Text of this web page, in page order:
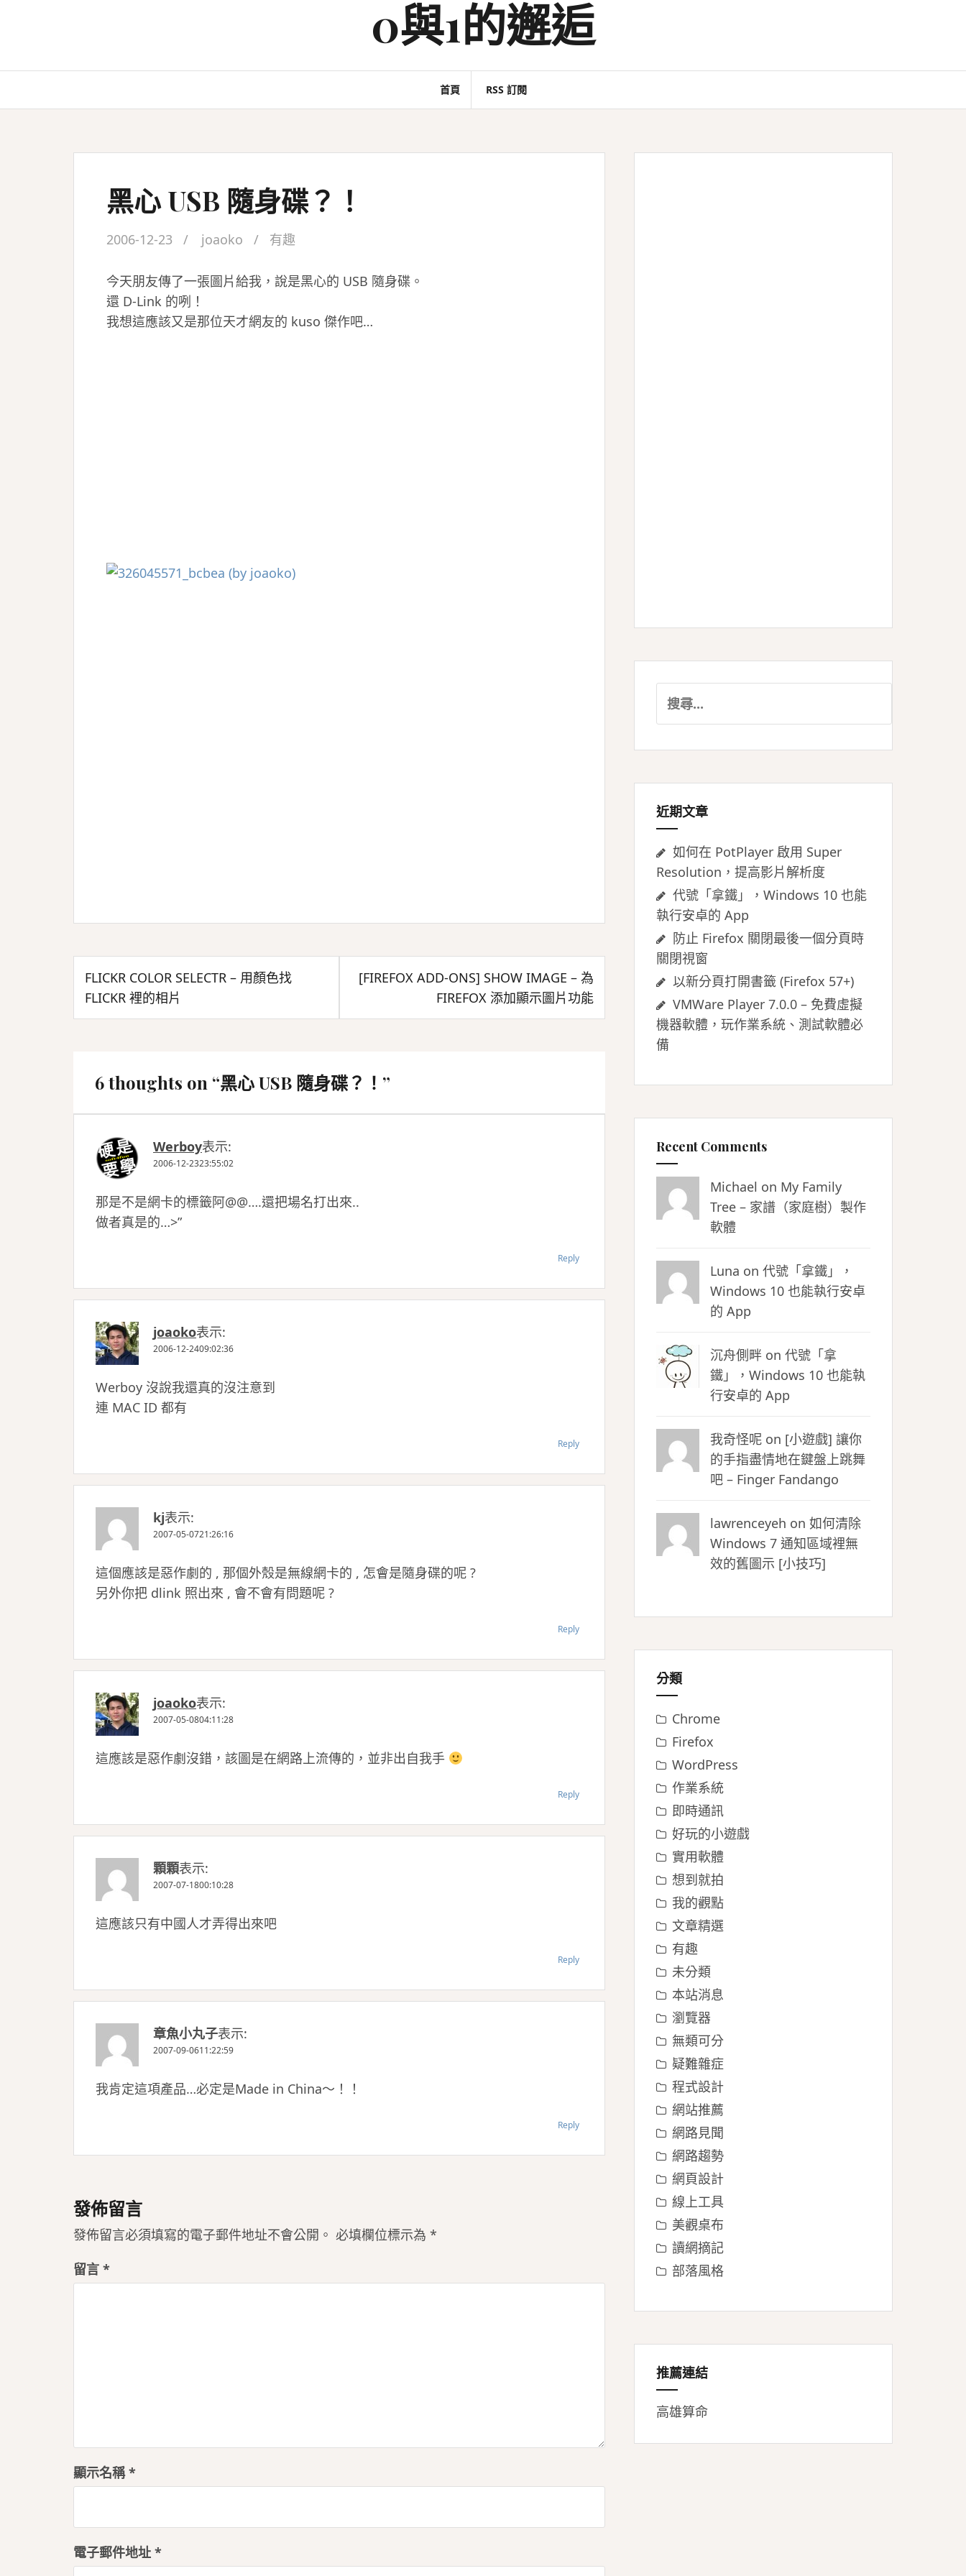
0與1的邂逅
首頁 RSS 訂閱
黑心 USB 隨身碟？！
2006-12-23 joaoko 有趣
今天朋友傳了一張圖片給我，說是黑心的 USB 隨身碟。
還 D-Link 的咧！
我想這應該又是那位天才網友的 kuso 傑作吧…
文
章
導
FLICKR COLOR SELECTR – 用顏色找
FLICKR 裡的相片
[FIREFOX ADD-ONS] SHOW IMAGE – 為
FIREFOX 添加顯示圖片功能
6 thoughts on “黑心 USB 隨身碟？！ ”
Werboy表示:
2006-12-2323:55:02
那是不是網卡的標籤阿@@….還把場名打出來..
做者真是的…>”
Reply
joaoko表示:
2006-12-2409:02:36
Werboy 沒說我還真的沒注意到
連 MAC ID 都有
Reply
kj表示:
2007-05-0721:26:16
這個應該是惡作劇的 , 那個外殼是無線網卡的 , 怎會是隨身碟的呢 ?
另外你把 dlink 照出來 , 會不會有問題呢 ?
Reply
joaoko表示:
2007-05-0804:11:28
這應該是惡作劇沒錯，該圖是在網路上流傳的，並非出自我手
Reply
顆顆表示:
2007-07-1800:10:28
這應該只有中國人才弄得出來吧
Reply
章魚小丸子表示:
2007-09-0611:22:59
我肯定這項產品…必定是Made in China～！！
Reply
發佈留言
發佈留言必須填寫的電子郵件地址不會公開。 必填欄位標示為 *
留言 *
顯示名稱*
電子郵件地址 *
尋
鍵
近期文章
如何在 PotPlayer 啟用 Super
Resolution，提高影片解析度
代號「拿鐵」，Windows 10 也能
執行安卓的 App
防止 Firefox 關閉最後一個分頁時
關閉視窗
以新分頁打開書籤 (Firefox 57+)
VMWare Player 7.0.0 – 免費虛擬
機器軟體，玩作業系統、測試軟體必
備
Recent Comments
Michael on My Family
Tree – 家譜（家庭樹）製作
軟體
Luna on 代號「拿鐵」，
Windows 10 也能執行安卓
的 App
沉舟側畔 on 代號「拿
鐵」，Windows 10 也能執
行安卓的 App
我奇怪呢 on [小遊戲] 讓你
的手指盡情地在鍵盤上跳舞
吧 – Finger Fandango
lawrenceyeh on 如何清除
Windows 7 通知區域裡無
效的舊圖示 [小技巧]
分類
Chrome
Firefox
WordPress
作業系統
即時通訊
好玩的小遊戲
實用軟體
想到就拍
我的觀點
文章精選
有趣
未分類
本站消息
瀏覽器
無類可分
疑難雜症
程式設計
網站推薦
網路見聞
網路趨勢
網頁設計
線上工具
美觀桌布
讀網摘記
部落風格
推薦連結
高雄算命